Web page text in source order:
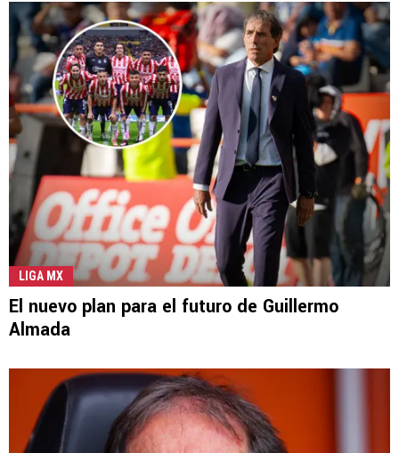
LIGA MX
El nuevo plan para el futuro de Guillermo
Almada